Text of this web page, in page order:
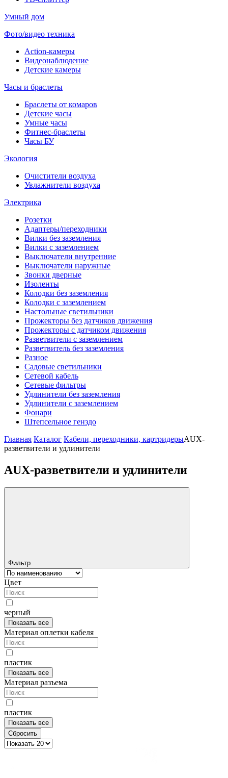
Умный дом
Фото/видео техника
Action-камеры
Видеонаблюдение
Детские камеры
Часы и браслеты
Браслеты от комаров
Детские часы
Умные часы
Фитнес-браслеты
Часы БУ
Экология
Очистители воздуха
Увлажнители воздуха
Электрика
Розетки
Адаптеры/переходники
Вилки без заземления
Вилки с заземлением
Выключатели внутренние
Выключатели наружные
Звонки дверные
Изоленты
Колодки без заземления
Колодки с заземлением
Настольные светильники
Прожекторы без датчиков движения
Прожекторы с датчиком движения
Разветвители с заземлением
Разветвитель без заземления
Разное
Садовые светильники
Сетевой кабель
Сетевые фильтры
Удлинители без заземления
Удлинители с заземлением
Фонари
Штепсельное генздо
Главная Каталог Кабели, переходники, картридерыAUX-
разветвители и удлинители
AUX-разветвители и удлинители
Фильтр
Цвет
черный
Показать все
Материал оплетки кабеля
пластик
Показать все
Материал разъема
пластик
Показать все
Сбросить